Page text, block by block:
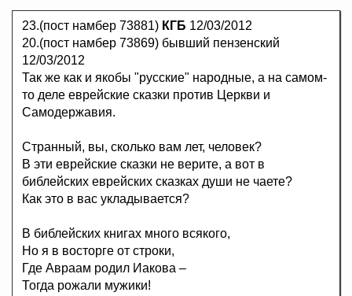
23.(пост намбер 73881) КГБ 12/03/2012
20.(пост намбер 73869) бывший пензенский
12/03/2012
Так же как и якобы "русские" народные, а на самом-
то деле еврейские сказки против Церкви и
Самодержавия.
Странный, вы, сколько вам лет, человек?
В эти еврейские сказки не верите, а вот в
библейских еврейских сказках души не чаете?
Как это в вас укладывается?
В библейских книгах много всякого,
Но я в восторге от строки,
Где Авраам родил Иакова –
Тогда рожали мужики!